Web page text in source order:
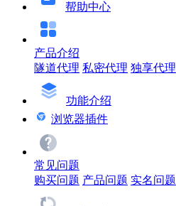
帮助中心
产品介绍
隧道代理 私密代理 独享代理
功能介绍
浏览器插件
常见问题
购买问题 产品问题 实名问题